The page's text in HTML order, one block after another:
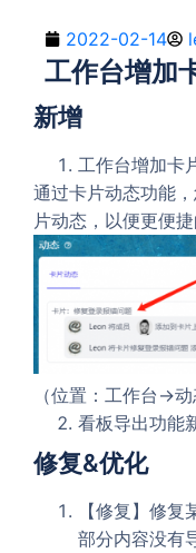
2022-02-14
工作台增加
新增
工作台增加卡
通过卡片动态功能
片动态，以便更便
（位置：工作台->动
看板导出功能
修复&优化
【修复】修
部分内容没有